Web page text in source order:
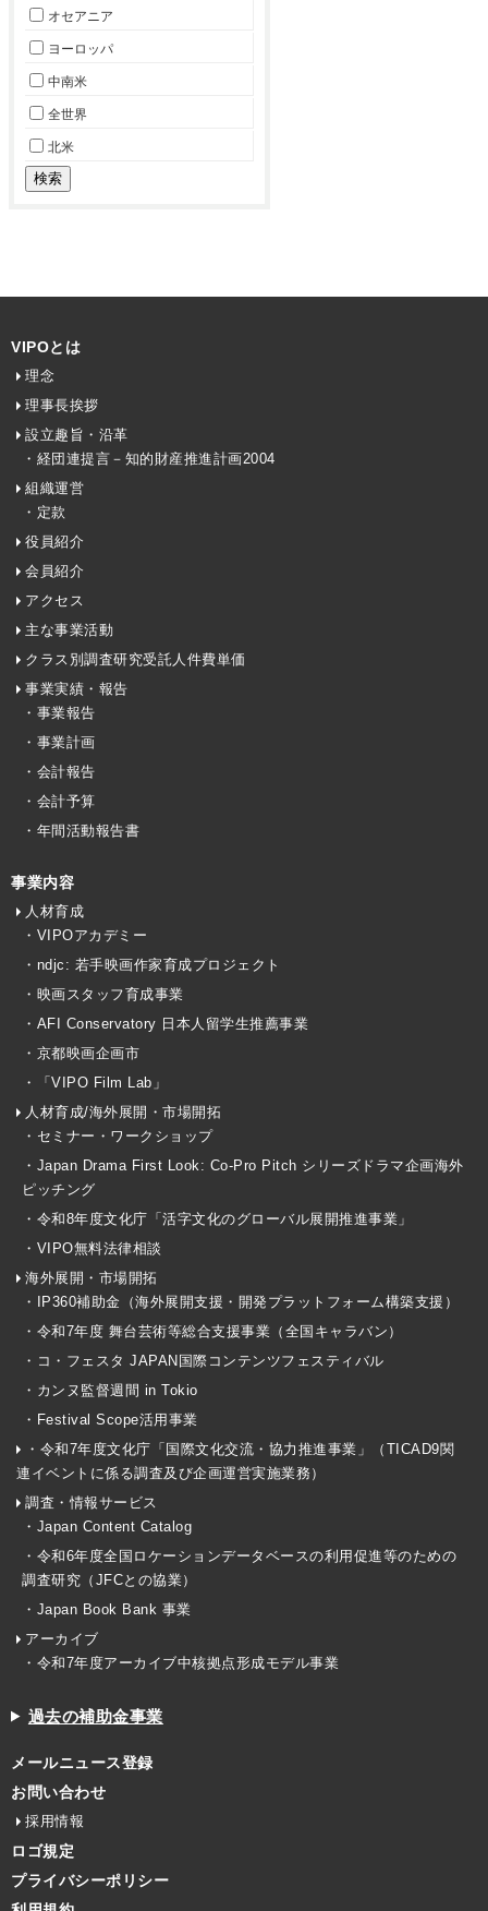
オセアニア
ヨーロッパ
中南米
全世界
北米
VIPOとは
理念
理事長挨拶
設立趣旨・沿革
・経団連提言－知的財産推進計画2004
組織運営
・定款
役員紹介
会員紹介
アクセス
主な事業活動
クラス別調査研究受託人件費単価
事業実績・報告
・事業報告
・事業計画
・会計報告
・会計予算
・年間活動報告書
事業内容
人材育成
・VIPOアカデミー
・ndjc: 若手映画作家育成プロジェクト
・映画スタッフ育成事業
・AFI Conservatory 日本人留学生推薦事業
・京都映画企画市
・「VIPO Film Lab」
人材育成/海外展開・市場開拓
・セミナー・ワークショップ
・Japan Drama First Look: Co-Pro Pitch シリーズドラマ企画海外
ピッチング
・令和8年度文化庁「活字文化のグローバル展開推進事業」
・VIPO無料法律相談
海外展開・市場開拓
・IP360補助金（海外展開支援・開発プラットフォーム構築支援）
・令和7年度 舞台芸術等総合支援事業（全国キャラバン）
・コ・フェスタ JAPAN国際コンテンツフェスティバル
・カンヌ監督週間 in Tokio
・Festival Scope活用事業
・令和7年度文化庁「国際文化交流・協力推進事業」（TICAD9関
連イベントに係る調査及び企画運営実施業務）
調査・情報サービス
・Japan Content Catalog
・令和6年度全国ロケーションデータベースの利用促進等のための
調査研究（JFCとの協業）
・Japan Book Bank 事業
アーカイブ
・令和7年度アーカイブ中核拠点形成モデル事業
過去の補助金事業
メールニュース登録
お問い合わせ
採用情報
ロゴ規定
プライバシーポリシー